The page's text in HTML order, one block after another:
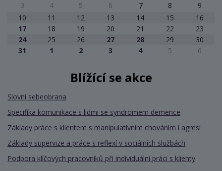
3
4 5 6 7 8
9
10
11 12 13 14 15
16
17
18 19 20 21 22
23
24
25 26 27 28 29
30
31
1 2 3 4 5 6
Blížící se akce
Slovní sebeobrana
Specifika komunikace s lidmi se syndromem demence
Základy práce s klientem s manipulativním chováním i agresí
Základy supervize a práce s reflexí v sociálních službách
Podpora klíčových pracovníků při individuální práci s klienty